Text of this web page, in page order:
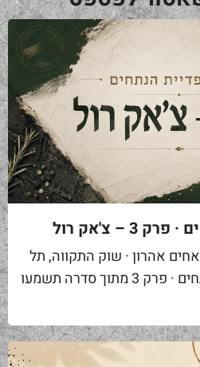
– צ'אק רול
אהרון · שוק התקווה, תל
אביב אנציקלופדיית הנתחים · פרק 3 מתוך סדרה תשמעו
הבשר הטובות...